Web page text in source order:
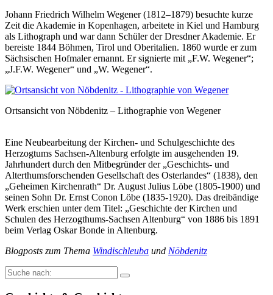
Johann Friedrich Wilhelm Wegener (1812–1879) besuchte kurze
Zeit die Akademie in Kopenhagen, arbeitete in Kiel und Hamburg
als Lithograph und war dann Schüler der Dresdner Akademie. Er
bereiste 1844 Böhmen, Tirol und Oberitalien. 1860 wurde er zum
Sächsischen Hofmaler ernannt. Er signierte mit „F.W. Wegener“;
„J.F.W. Wegener“ und „W. Wegener“.
Ortsansicht von Nöbdenitz – Lithographie von Wegener
Eine Neubearbeitung der Kirchen- und Schulgeschichte des
Herzogtums Sachsen-Altenburg erfolgte im ausgehenden 19.
Jahrhundert durch den Mitbegründer der „Geschichts- und
Alterthumsforschenden Gesellschaft des Osterlandes“ (1838), den
„Geheimen Kirchenrath“ Dr. August Julius Löbe (1805-1900) und
seinen Sohn Dr. Ernst Conon Löbe (1835-1920). Das dreibändige
Werk erschien unter dem Titel: „Geschichte der Kirchen und
Schulen des Herzogthums-Sachsen Altenburg“ von 1886 bis 1891
beim Verlag Oskar Bonde in Altenburg.
Blogposts zum Thema Windischleuba und Nöbdenitz
Suche
nach: